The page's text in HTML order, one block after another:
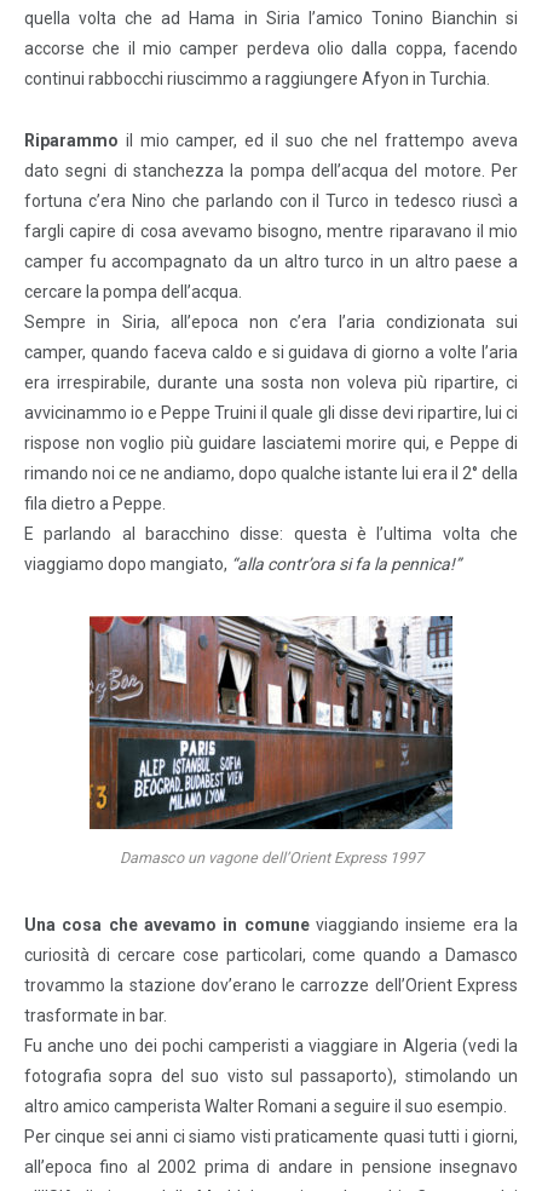
quella volta che ad Hama in Siria l’amico Tonino Bianchin si
accorse che il mio camper perdeva olio dalla coppa, facendo
continui rabbocchi riuscimmo a raggiungere Afyon in Turchia.
Riparammo il mio camper, ed il suo che nel frattempo aveva
dato segni di stanchezza la pompa dell’acqua del motore. Per
fortuna c’era Nino che parlando con il Turco in tedesco riuscì a
fargli capire di cosa avevamo bisogno, mentre riparavano il mio
camper fu accompagnato da un altro turco in un altro paese a
cercare la pompa dell’acqua.
Sempre in Siria, all’epoca non c’era l’aria condizionata sui
camper, quando faceva caldo e si guidava di giorno a volte l’aria
era irrespirabile, durante una sosta non voleva più ripartire, ci
avvicinammo io e Peppe Truini il quale gli disse devi ripartire, lui ci
rispose non voglio più guidare lasciatemi morire qui, e Peppe di
rimando noi ce ne andiamo, dopo qualche istante lui era il 2° della
fila dietro a Peppe.
E parlando al baracchino disse: questa è l’ultima volta che
viaggiamo dopo mangiato, “alla contr’ora si fa la pennica!”
Damasco un vagone dell’Orient Express 1997
Una cosa che avevamo in comuneviaggiando insieme era la
curiosità di cercare cose particolari, come quando a Damasco
trovammo la stazione dov’erano le carrozze dell’Orient Express
trasformate in bar.
Fu anche uno dei pochi camperisti a viaggiare in Algeria (vedi la
fotografia sopra del suo visto sul passaporto), stimolando un
altro amico camperista Walter Romani a seguire il suo esempio.
Per cinque sei anni ci siamo visti praticamente quasi tutti i giorni,
all’epoca fino al 2002 prima di andare in pensione insegnavo